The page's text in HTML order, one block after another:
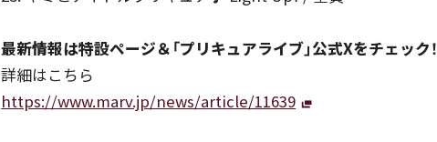
最新情報は特設ページ＆「プリキュアライブ」公式Xをチェック！
詳細はこちら
https://www.marv.jp/news/article/11639